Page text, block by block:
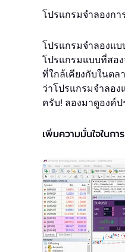
โปรแกรมจำลองกา
โปรแกรมจำลองแบ
โปรแกรมแบบที่สอ
ที่ใกล้เคียงกับในต
ว่าโปรแกรมจำลอง
ครับ! ลองมาดูองค์
เพิ่มความมั่นใจในกา